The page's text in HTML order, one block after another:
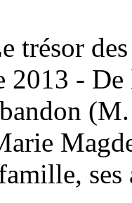
trésor
2013 -